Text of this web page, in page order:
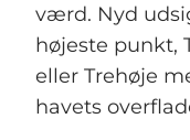
værd. Nyd
højeste punkt,
eller Trehøje
havets